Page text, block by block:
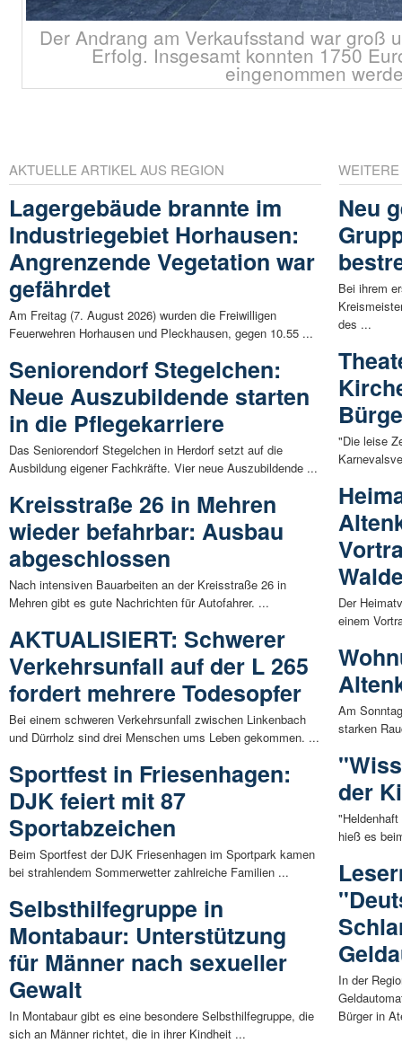
Der Andrang am Verkaufsstand war groß
Erfolg. Insgesamt konnten 1750
eingenommen
AKTUELLE ARTIKEL AUS REGION
Lagergebäude brannte im
Industriegebiet Horhausen:
Angrenzende Vegetation war
gefährdet
Am Freitag (7. August 2026) wurden die Freiwilligen
Feuerwehren Horhausen und Pleckhausen, gegen 10.55 ...
Seniorendorf Stegelchen:
Neue Auszubildende starten
in die Pflegekarriere
Das Seniorendorf Stegelchen in Herdorf setzt auf die
Ausbildung eigener Fachkräfte. Vier neue Auszubildende ...
Kreisstraße 26 in Mehren
wieder befahrbar: Ausbau
abgeschlossen
Nach intensiven Bauarbeiten an der Kreisstraße 26 in
Mehren gibt es gute Nachrichten für Autofahrer. ...
AKTUALISIERT: Schwerer
Verkehrsunfall auf der L 265
fordert mehrere Todesopfer
Bei einem schweren Verkehrsunfall zwischen Linkenbach
und Dürrholz sind drei Menschen ums Leben gekommen. ...
Sportfest in Friesenhagen:
DJK feiert mit 87
Sportabzeichen
Beim Sportfest der DJK Friesenhagen im Sportpark kamen
bei strahlendem Sommerwetter zahlreiche Familien ...
Selbsthilfegruppe in
Montabaur: Unterstützung
für Männer nach sexueller
Gewalt
In Montabaur gibt es eine besondere Selbsthilfegruppe, die
sich an Männer richtet, die in ihrer Kindheit ...
Neu
Bei ihrem
des ...
"Die leise
Der
einem
Am
starken
der
hieß es
In der
Bürger in